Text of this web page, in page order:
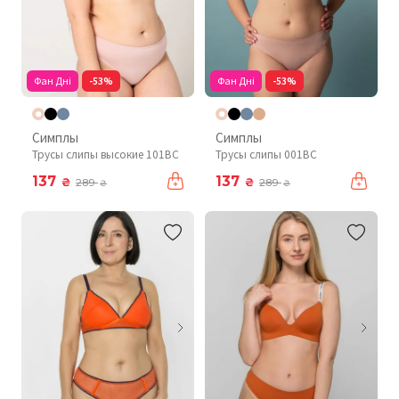
Фан Дні -53%
Симплы
Трусы слипы высокие 101BC
137 ₴ 289₴
Фан Дні -53%
Симплы
Трусы слипы 001BC
137 ₴ 289₴